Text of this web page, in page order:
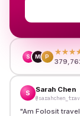
S M P
S Sarah Chen
"Am Folosit